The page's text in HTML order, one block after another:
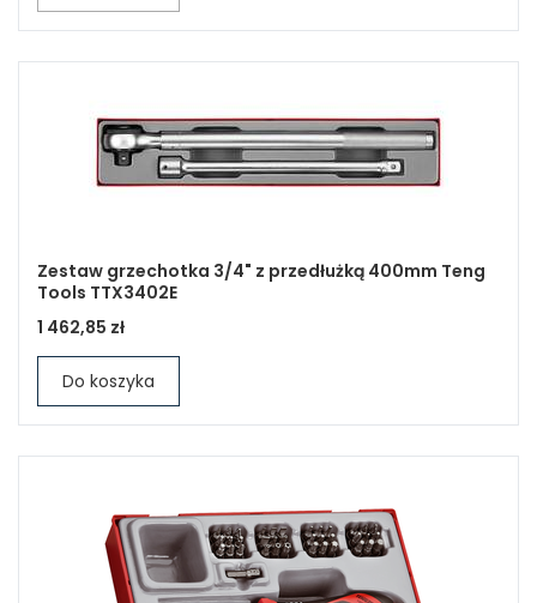
Zestaw grzechotka 3/4" z przedłużką 400mm Teng
Tools TTX3402E
1 462,85 zł
Do koszyka